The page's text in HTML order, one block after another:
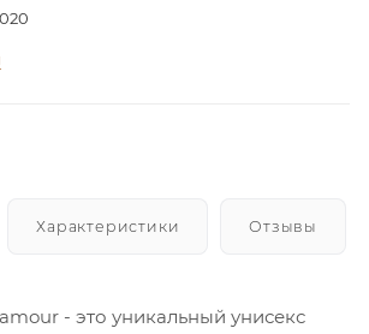
Характеристики Отзывы
- это уникальный унисекс